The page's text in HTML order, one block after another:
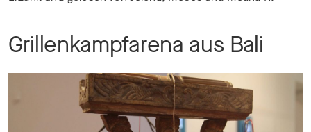
Grillenkampfarena aus Bali